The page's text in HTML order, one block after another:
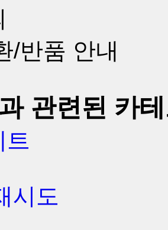
/반품 안내
관련된 카
트
시도